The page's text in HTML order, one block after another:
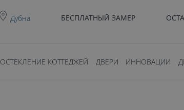
Дубна БЕСПЛАТНЫЙ ЗАМЕР
ОСТЕКЛЕНИЕ КОТТЕДЖЕЙ ДВЕРИ ИННОВАЦИИ